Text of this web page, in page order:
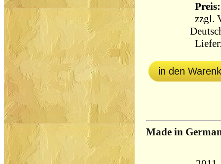
zzgl.
in den
Made in